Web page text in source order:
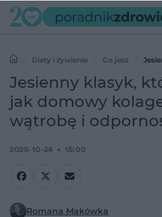
Diety i żywienie Co jesz
domowy kolagen. Wspiera wątrobę i
Jesienny klasyk,
jak domowy
wątrobę i
2025-10-24 15:00
Romana Makówka